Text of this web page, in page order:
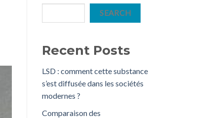
SEARCH
Recent Posts
LSD : comment cette substance
s’est diffusée dans les sociétés
modernes ?
Comparaison des